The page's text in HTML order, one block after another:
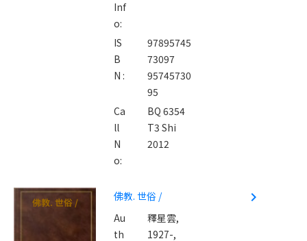
Inf
o:
IS
B
N :
97895745
73097
95745730
95
Ca
ll
N
o:
BQ 6354
T3 Shi
2012
佛教. 世俗 /
佛教. 世俗 /
Au
th
釋星雲,
1927-,
navigate_next